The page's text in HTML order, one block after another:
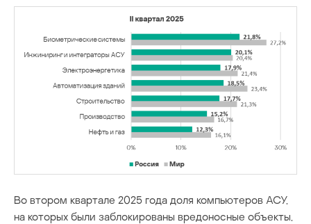
Во втором квартале 2025 года доля компьютеров АСУ,
на которых были заблокированы вредоносные объекты,